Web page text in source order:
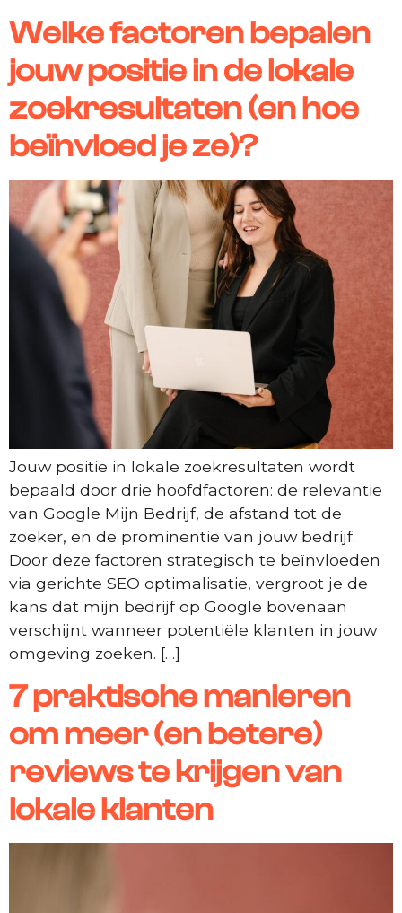
Welke factoren bepalen
jouw positie in de lokale
zoekresultaten (en hoe
beïnvloed je ze)?
Jouw positie in lokale zoekresultaten wordt
bepaald door drie hoofdfactoren: de relevantie
van Google Mijn Bedrijf, de afstand tot de
zoeker, en de prominentie van jouw bedrijf.
Door deze factoren strategisch te beïnvloeden
via gerichte SEO optimalisatie, vergroot je de
kans dat mijn bedrijf op Google bovenaan
verschijnt wanneer potentiële klanten in jouw
omgeving zoeken. […]
7 praktische manieren
om meer (en betere)
reviews te krijgen van
lokale klanten